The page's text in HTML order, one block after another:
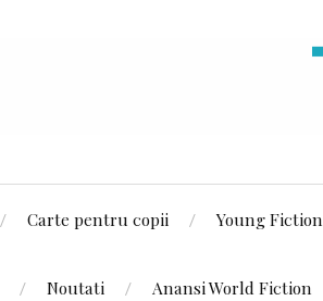
Carte pentru copii Young Fiction
Noutati Anansi World Fiction